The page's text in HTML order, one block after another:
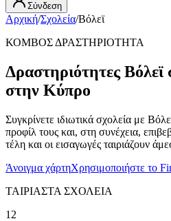
Σύνδεση
Αρχική/Σχολεία/Βόλεϊ
ΚΟΜΒΟΣ ΔΡΑΣΤΗΡΙΟΤΗΤΑ
Δραστηριότητες Βόλεϊ
στην Κύπρο
Συγκρίνετε ιδιωτικά σχολεία με
προφίλ τους και, στη συνέχεια,
τέλη και οι εισαγωγές ταιριάζουν
Άνοιγμα χάρτηΧρησιμοποιήστε το
ΤΑΙΡΙΑΣΤΑ ΣΧΟΛΕΙΑ
12